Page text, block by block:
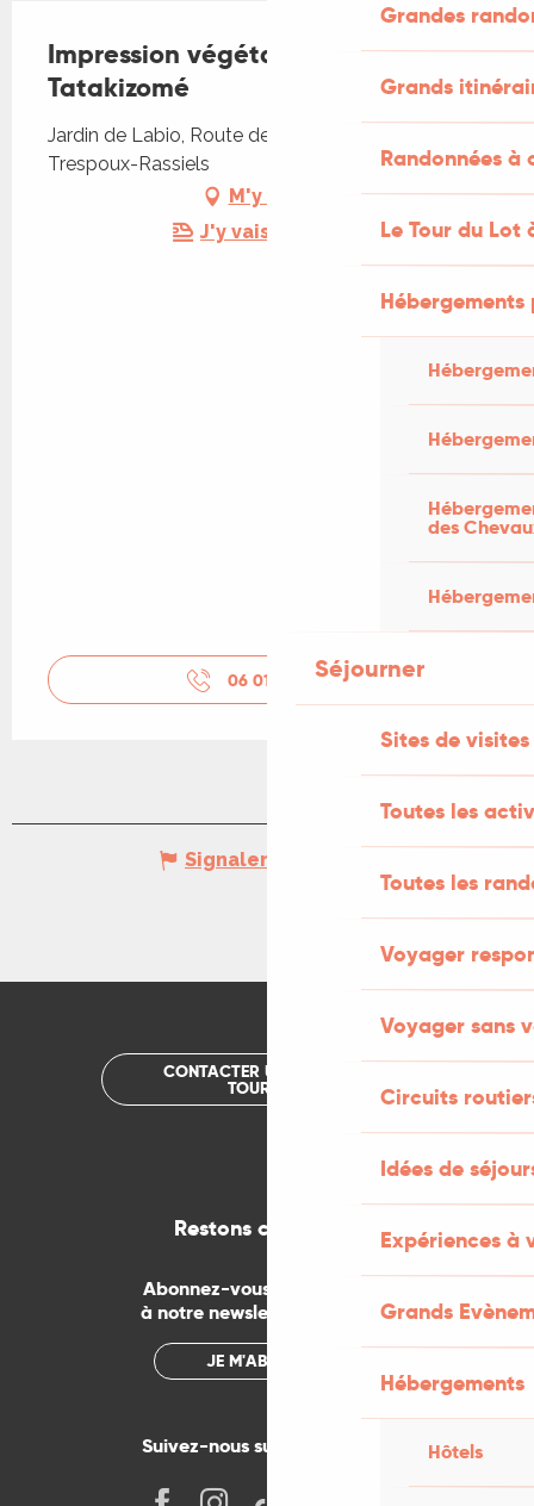
Grandes
Grands
Randonnées
Le Tour du Lot
des
Séjourner
Sites de visites
Toutes les
Toutes les
Voyager
Voyager sans
Circuits
Idées de
Expériences à
Grands
Hébergements
Hôtels
Impression végétale : atelier
Tatakizomé
Jardin de Labio, Route de Rassiels, 46090
Trespoux-Rassiels
M'y rendre
J'y vais en train !
06 01 72 89▒▒
Signaler une erreur
CONTACTER UN OFFICE DE
TOURISME
Restons connectés
Abonnez-vous gratuitement
à notre newsletter mensuelle
JE M'ABONNE
Suivez-nous sur les réseaux !